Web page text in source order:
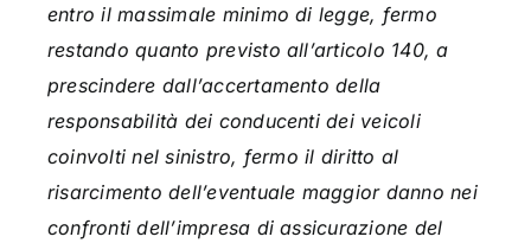
entro il massimale minimo di legge, fermo
restando quanto previsto all’articolo 140, a
prescindere dall’accertamento della
responsabilità dei conducenti dei veicoli
coinvolti nel sinistro, fermo il diritto al
risarcimento dell’eventuale maggior danno nei
confronti dell’impresa di assicurazione del